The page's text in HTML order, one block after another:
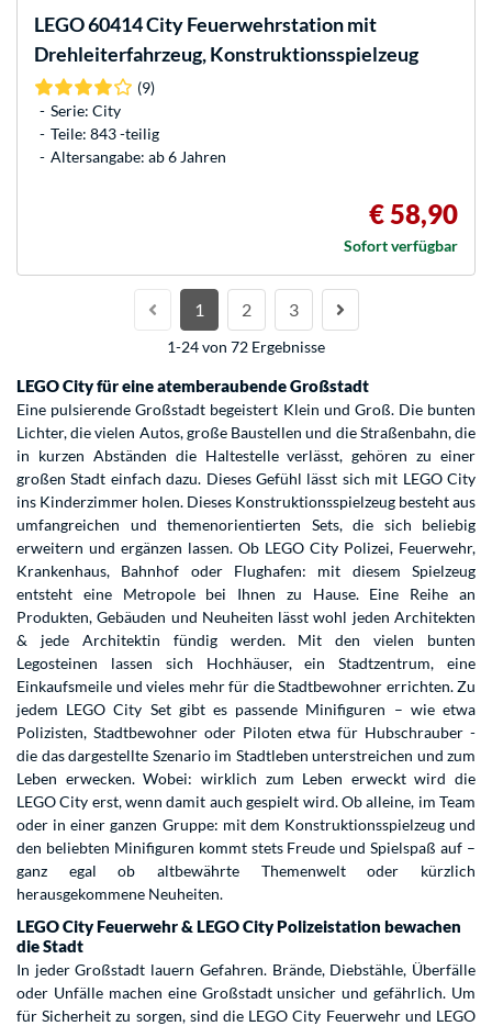
LEGO60414 City Feuerwehrstation mit
Drehleiterfahrzeug, Konstruktionsspielzeug
(9)
Serie: City
Teile: 843 -teilig
Altersangabe: ab 6 Jahren
€ 58,90
Sofort verfügbar
1 2 3
1-24 von 72 Ergebnisse
LEGO City für eine atemberaubende Großstadt
Eine pulsierende Großstadt begeistert Klein und Groß. Die bunten
Lichter, die vielen Autos, große Baustellen und die Straßenbahn, die
in kurzen Abständen die Haltestelle verlässt, gehören zu einer
großen Stadt einfach dazu. Dieses Gefühl lässt sich mit LEGO City
ins Kinderzimmer holen. Dieses Konstruktionsspielzeug besteht aus
umfangreichen und themenorientierten Sets, die sich beliebig
erweitern und ergänzen lassen. Ob LEGO City Polizei, Feuerwehr,
Krankenhaus, Bahnhof oder Flughafen: mit diesem Spielzeug
entsteht eine Metropole bei Ihnen zu Hause. Eine Reihe an
Produkten, Gebäuden und Neuheiten lässt wohl jeden Architekten
& jede Architektin fündig werden. Mit den vielen bunten
Legosteinen lassen sich Hochhäuser, ein Stadtzentrum, eine
Einkaufsmeile und vieles mehr für die Stadtbewohner errichten. Zu
jedem LEGO City Set gibt es passende Minifiguren – wie etwa
Polizisten, Stadtbewohner oder Piloten etwa für Hubschrauber -
die das dargestellte Szenario im Stadtleben unterstreichen und zum
Leben erwecken. Wobei: wirklich zum Leben erweckt wird die
LEGO City erst, wenn damit auch gespielt wird. Ob alleine, im Team
oder in einer ganzen Gruppe: mit dem Konstruktionsspielzeug und
den beliebten Minifiguren kommt stets Freude und Spielspaß auf –
ganz egal ob altbewährte Themenwelt oder kürzlich
herausgekommene Neuheiten.
LEGO City Feuerwehr & LEGO City Polizeistation bewachen
die Stadt
In jeder Großstadt lauern Gefahren. Brände, Diebstähle, Überfälle
oder Unfälle machen eine Großstadt unsicher und gefährlich. Um
für Sicherheit zu sorgen, sind die LEGO City Feuerwehr und LEGO